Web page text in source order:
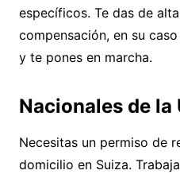
específicos. Te das de
compensación, en su
y te pones en marcha.
Nacionales de la
Necesitas un permiso de
domicilio en Suiza.